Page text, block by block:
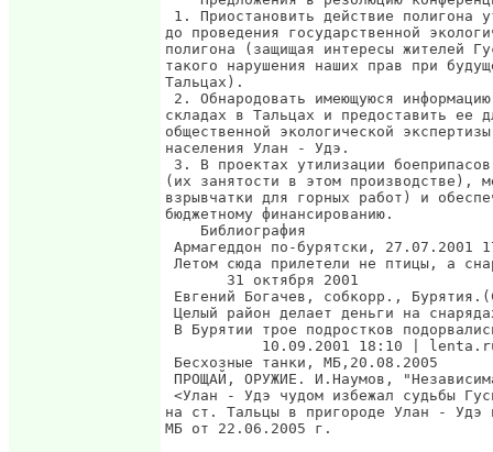
1. Приостановить действие полигона
до проведения государственной
полигона (защищая интересы жителей
такого нарушения наших прав при
Тальцах).
2. Обнародовать имеющуюся
складах в Тальцах и предоставить ее
общественной экологической
населения Улан - Удэ.
3. В проектах утилизации
(их занятости в этом производстве),
взрывчатки для горных работ) и
бюджетному финансированию.
    Библиография
Армагеддон по-бурятски, 27.07.2001
Летом сюда прилетели не птицы, а
       31 октября 2001
Евгений Богачев, собкорр.,
Целый район делает деньги на
В Бурятии трое подростков
10.09.2001 18:10 |
Бесхозные танки, МБ,20.08.2005
ПРОЩАЙ, ОРУЖИЕ. И.Наумов,
<Улан - Удэ чудом избежал судьбы
на ст. Тальцы в пригороде Улан - Удэ
МБ от 22.06.2005 г.